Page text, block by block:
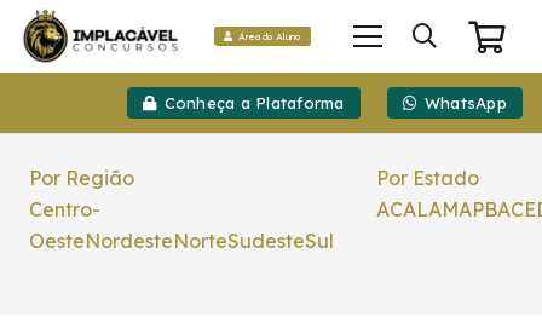
Área do Aluno
Conheça a Plataforma WhatsApp
Por Região
Centro-
OesteNordesteNorteSudesteSul
Por Estado
ACALAMAPBACE